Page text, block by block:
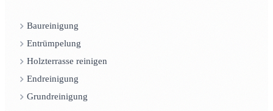
Baureinigung
Entrümpelung
Holzterrasse reinigen
Endreinigung
Grundreinigung